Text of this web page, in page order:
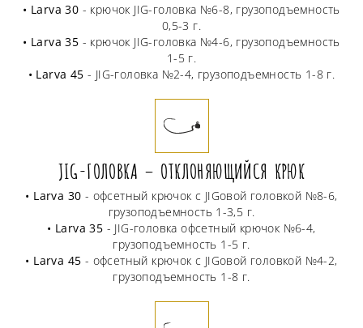
• Larva 30 - крючок JIG-головка №6-8, грузоподъемность
0,5-3 г.
• Larva 35 - крючок JIG-головка №4-6, грузоподъемность
1-5 г.
• Larva 45 - JIG-головка №2-4, грузоподъемность 1-8 г.
JIG-ГОЛОВКА – ОТКЛОНЯЮЩИЙСЯ КРЮК
• Larva 30 - офсетный крючок с JIGовой головкой №8-6,
грузоподъемность 1-3,5 г.
• Larva 35 - JIG-головка офсетный крючок №6-4,
грузоподъемность 1-5 г.
• Larva 45 - офсетный крючок с JIGовой головкой №4-2,
грузоподъемность 1-8 г.